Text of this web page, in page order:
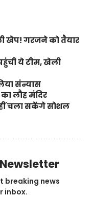
खेप! गरजने को तैयार
ये टीम, खेली
संन्यास
लौह मंदिर
चला सकेंगे सोशल
breaking news
inbox.